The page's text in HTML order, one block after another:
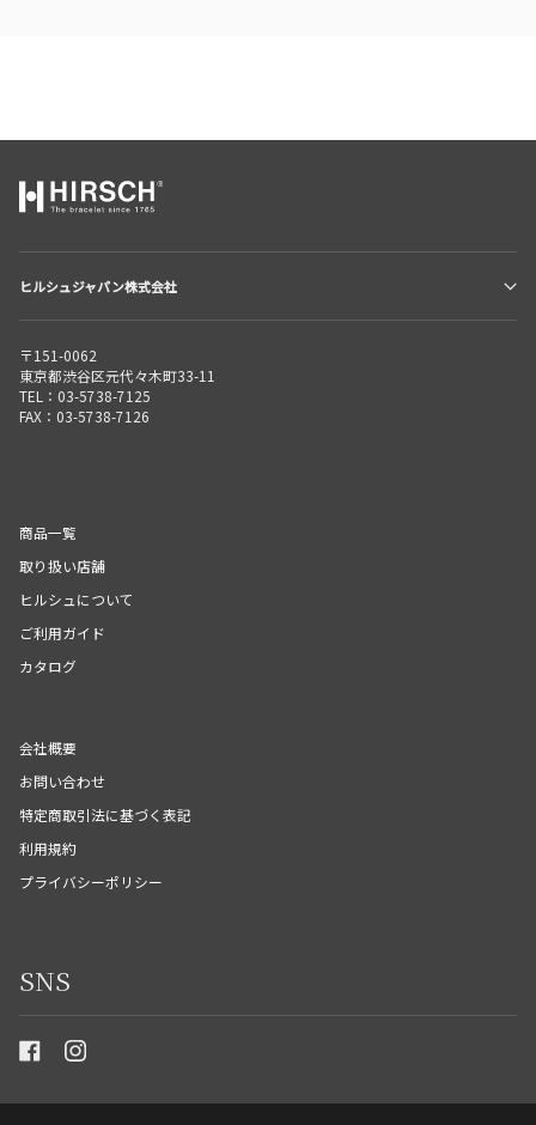
ヒルシュジャパン株式会社
〒151-0062
東京都渋谷区元代々木町33-11
TEL：03-5738-7125
FAX：03-5738-7126
商品一覧
取り扱い店舗
ヒルシュについて
ご利用ガイド
カタログ
会社概要
お問い合わせ
特定商取引法に基づく表記
利用規約
プライバシーポリシー
SNS